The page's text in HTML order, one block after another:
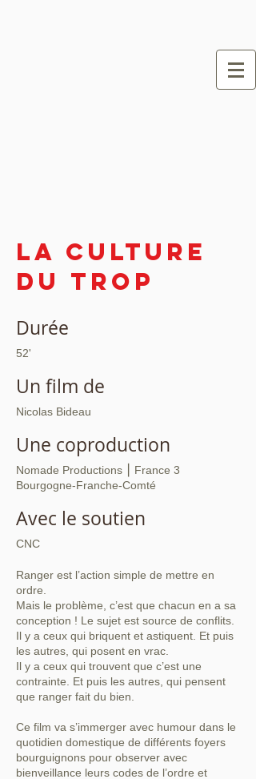
La culture
du trop
Durée
52'
Un film de
Nicolas Bideau
Une coproduction
Nomade Productions ⎮ France 3
Bourgogne-Franche-Comté
Avec le soutien
CNC
Ranger est l’action simple de mettre en
ordre.
Mais le problème, c’est que chacun en a sa
conception ! Le sujet est source de conflits.
Il y a ceux qui briquent et astiquent. Et puis
les autres, qui posent en vrac.
Il y a ceux qui trouvent que c’est une
contrainte. Et puis les autres, qui pensent
que ranger fait du bien.
Ce film va s’immerger avec humour dans le
quotidien domestique de différents foyers
bourguignons pour observer avec
bienveillance leurs codes de l’ordre et